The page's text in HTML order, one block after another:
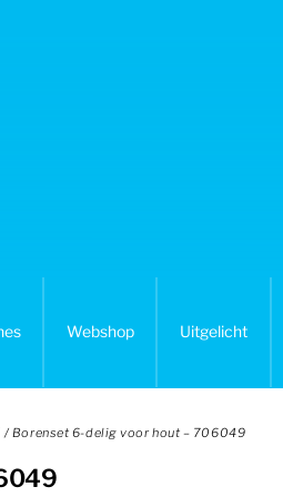
Webshop Uitgelicht
/ Borenset 6-delig voor hout – 706049